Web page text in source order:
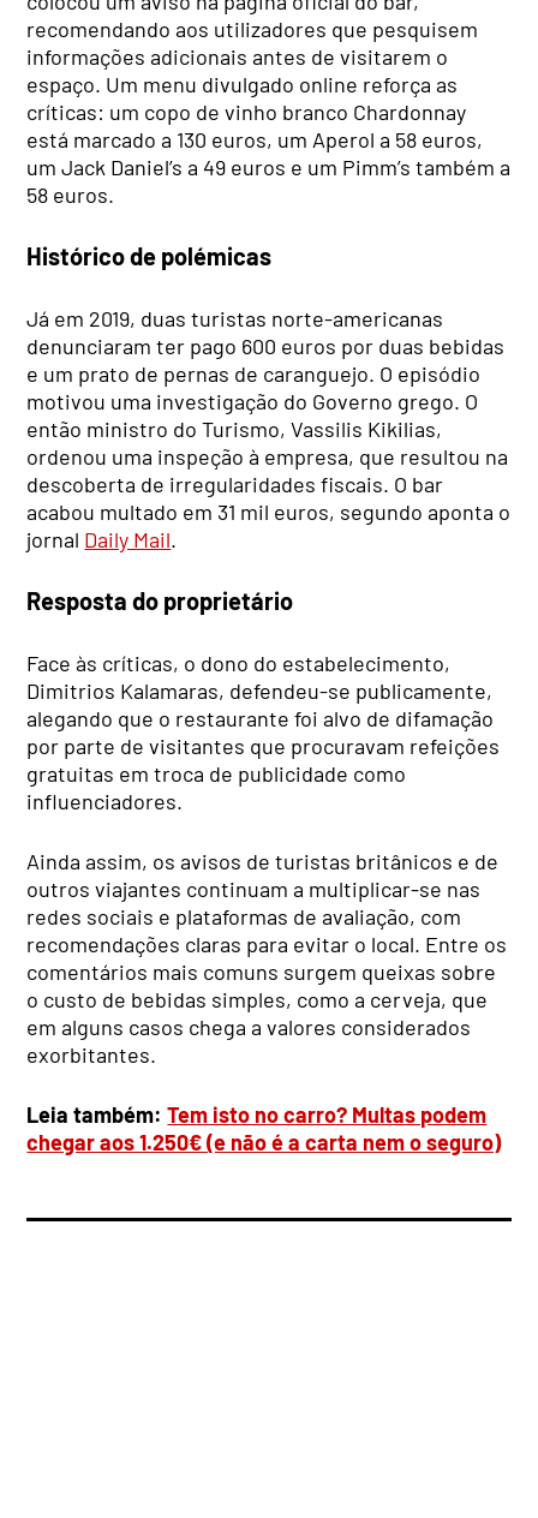
recomendando aos utilizadores que pesquisem
informações adicionais antes de visitarem o
espaço. Um menu divulgado online reforça as
críticas: um copo de vinho branco Chardonnay
está marcado a 130 euros, um Aperol a 58 euros,
um Jack Daniel’s a 49 euros e um Pimm’s também a
58 euros.
Histórico de polémicas
Já em 2019, duas turistas norte-americanas
denunciaram ter pago 600 euros por duas bebidas
e um prato de pernas de caranguejo. O episódio
motivou uma investigação do Governo grego. O
então ministro do Turismo, Vassilis Kikilias,
ordenou uma inspeção à empresa, que resultou na
descoberta de irregularidades fiscais. O bar
acabou multado em 31 mil euros, segundo aponta o
jornal Daily Mail.
Resposta do proprietário
Face às críticas, o dono do estabelecimento,
Dimitrios Kalamaras, defendeu-se publicamente,
alegando que o restaurante foi alvo de difamação
por parte de visitantes que procuravam refeições
gratuitas em troca de publicidade como
influenciadores.
Ainda assim, os avisos de turistas britânicos e de
outros viajantes continuam a multiplicar-se nas
redes sociais e plataformas de avaliação, com
recomendações claras para evitar o local. Entre os
comentários mais comuns surgem queixas sobre
o custo de bebidas simples, como a cerveja, que
em alguns casos chega a valores considerados
exorbitantes.
Leia também:Tem isto no carro? Multas podem
chegar aos 1.250€ (e não é a carta nem o seguro)